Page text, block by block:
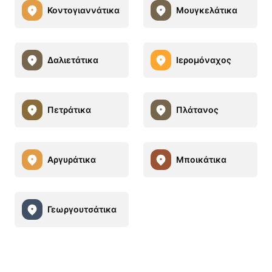
Κοντογιαννάτικα Μουγκελάτικα
Δαλιετάτικα Ιερομόναχος
Πετράτικα Πλάτανος
Αργυράτικα Μποικάτικα
Γεωργουτσάτικα